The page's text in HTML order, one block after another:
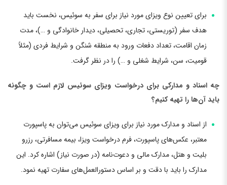
برای تعیین نوع ویزای مورد نیاز برای سفر به سوئیس، نخست باید
هدف سفر (توریستی، تجاری، تحصیلی، دیدار خانوادگی و …)، مدت
زمان اقامت، تعداد دفعات ورود به منطقه شنگن و شرایط فردی (مثلاً
قومیت، سن، شرایط شغلی و …) را در نظر گرفت.
چه اسناد و مدارکی برای درخواست ویزای سوئیس لازم است و چگونه
باید آن‌ها را تهیه کنیم؟
از اسناد و مدارک مورد نیاز برای ویزای سوئیس می‌توان به پاسپورت
معتبر، عکس‌های پاسپورت، فرم درخواست ویزا، بیمه مسافرتی، رزرو
بلیت و هتل، مدارک مالی و دعوت‌نامه (در صورت نیاز) اشاره کرد. این
مدارک را باید با دقت و بر اساس دستورالعمل‌های سفارت تهیه نمود.